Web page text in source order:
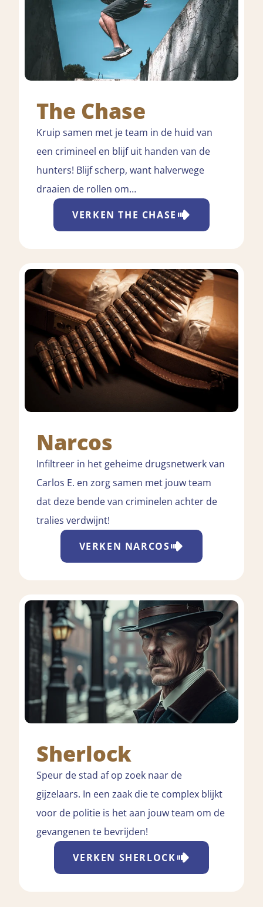
The Chase
Kruip samen met je team in de huid van
een crimineel en blijf uit handen van de
hunters! Blijf scherp, want halverwege
draaien de rollen om…
VERKENTHE CHASE
Narcos
Infiltreer in het geheime drugsnetwerk van
Carlos E. en zorg samen met jouw team
dat deze bende van criminelen achter de
tralies verdwijnt!
VERKEN NARCOS
Sherlock
Speur de stad af op zoek naar de
gijzelaars. In een zaak die te complex blijkt
voor de politie is het aan jouw team om de
gevangenen te bevrijden!
VERKEN SHERLOCK